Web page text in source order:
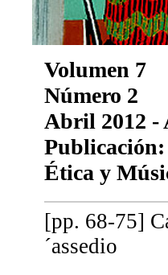
Volumen 7
Número 2
Abril 2012 -
Publicación:
Ética y
[pp. 68-75]
´assedio